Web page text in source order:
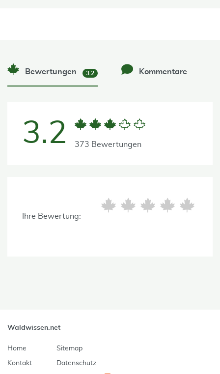
Bewertungen 3.2 Kommentare
3.2 373 Bewertungen
Ihre Bewertung:
Waldwissen.net
Home
Kontakt
Sitemap
Datenschutz